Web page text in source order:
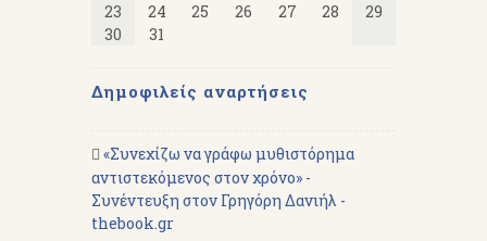
23
24 25 26 27 28
29
30
31
Δημοφιλείς αναρτήσεις
«Συνεχίζω να γράφω μυθιστόρημα
αντιστεκόμενος στον χρόνο» -
Συνέντευξη στον Γρηγόρη Δανιήλ -
thebook.gr